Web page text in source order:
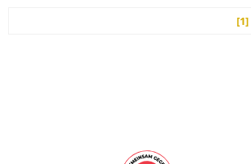
[1]